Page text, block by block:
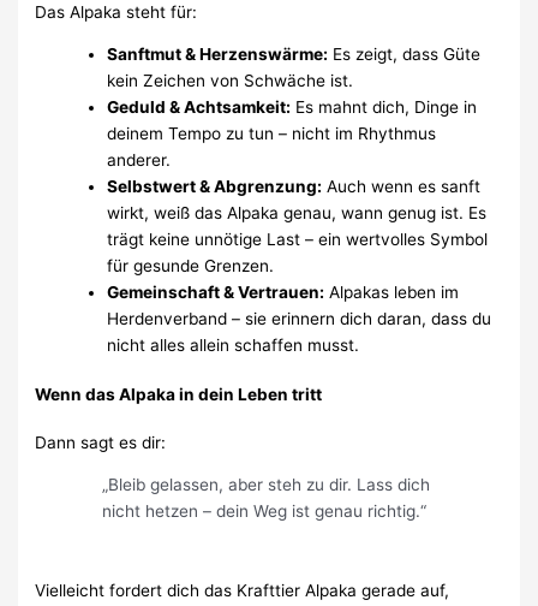
Das Alpaka steht für:
Sanftmut & Herzenswärme: Es zeigt, dass Güte
kein Zeichen von Schwäche ist.
Geduld & Achtsamkeit: Es mahnt dich, Dinge in
deinem Tempo zu tun – nicht im Rhythmus
anderer.
Selbstwert & Abgrenzung: Auch wenn es sanft
wirkt, weiß das Alpaka genau, wann genug ist. Es
trägt keine unnötige Last – ein wertvolles Symbol
für gesunde Grenzen.
Gemeinschaft & Vertrauen: Alpakas leben im
Herdenverband – sie erinnern dich daran, dass du
nicht alles allein schaffen musst.
Wenn das Alpaka in dein Leben tritt
Dann sagt es dir:
„Bleib gelassen, aber steh zu dir. Lass dich
nicht hetzen – dein Weg ist genau richtig.“
Vielleicht fordert dich das Krafttier Alpaka gerade auf,